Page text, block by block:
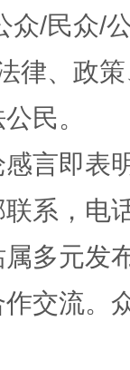
谢
众/民众/
律、政
民。
言即表
系，电
多元发
交流。